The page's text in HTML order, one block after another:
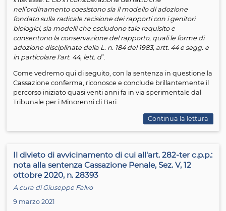
e cioè verso la fuoriuscita definitiva di un minore dalla
famiglia d’origine, il Tribunale preferisce una soluzione
radicalein presenza di legami tra il minore e la sua
d’origine che appaiono in qualche modo ancora per il
di un certo significato e di una certa rilevanza,
perciò coesistere l ’intervento mirato all
salvaguardia di tali legami. In questi casi all’adozione
preferisce un’adozione in casi particolari, nelle forme
44 lett. d e si parla di adozione mite”.
La definizione di adozione mite data da Gianfranco
mette al centro dell’istituto la salvaguardia dei legami
gennaio 2021, n. 1476): accogliendo il ricorso proposto
madre biologica avverso la sentenza della Corte di
minorenne, la Corte rileva che
sullo stato di abbandono del minore, e quindi sulla